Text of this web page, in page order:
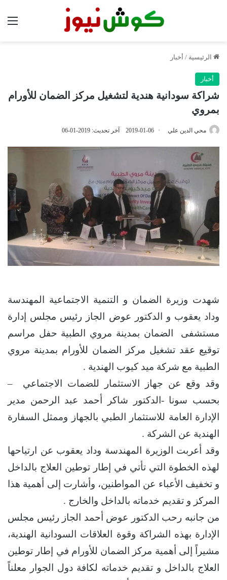
الرئيسية / أخبار
أخبار
شراكة سودانية هندية لتشغیل مرکز الضمان للأورام
بمروي
محي الدين علي 2019-01-06 آخر تحديث: 2019-01-06
شهدت وزیرة الضمان و التنمیة الاجتماعية المهندسة
وداد یعقوب و الدکتور عوض الجاز رئیس مجلس إدارة
مستشفى الضمان بمدینة مروي الطبیة حفل مراسم
توقیع عقد تشغیل مرکز الضمان للأورام بمدینة مروي
الطبیة مع شرکة مید کیوب الهندیة .
وقد وقع عن جهاز الاستثمار للضمات الاجتماعي –
بحسب سونا -الدکتور شاکر أحمد عبد الرحمن مدیر
الإدارة العامة للاستثمار الطبي بالجهاز وممثل السفارة
الهندیة عن الشرکة .
وقد أعربت الوزیرة المهندسة وداد یعقوب عن ارتیاحها
لهذه الخطوة التي تأتي في إطار توطین العلاج بالداخل
و تخفیف الأعباء عن المواطنین، وأشارت إلی أهمیة هذا
المرکز و تقدیم خدماته بالداخل والخارج .
من جانبه رحب الدکتور عوض أحمد الجاز رئيس مجلس
الإدارة بهذه الشراکة وقوة العلاقات السودانیة الهندیة،
مشیراً إلی أهمیة مرکز الضمان للأورام في إطار توطین
العلاج بالداخل و تقدیم خدماته لکافة دول الجوار معلناً